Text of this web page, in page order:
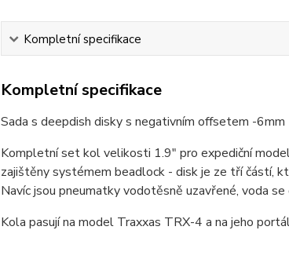
Kompletní specifikace
Kompletní specifikace
Sada s deepdish disky s negativním offsetem -6mm
Kompletní set kol velikosti 1.9" pro expediční
zajištěny systémem beadlock - disk je ze tří částí,
Navíc jsou pneumatky vodotěsně uzavřené, voda
Kola pasují na model Traxxas TRX-4 a na jeho